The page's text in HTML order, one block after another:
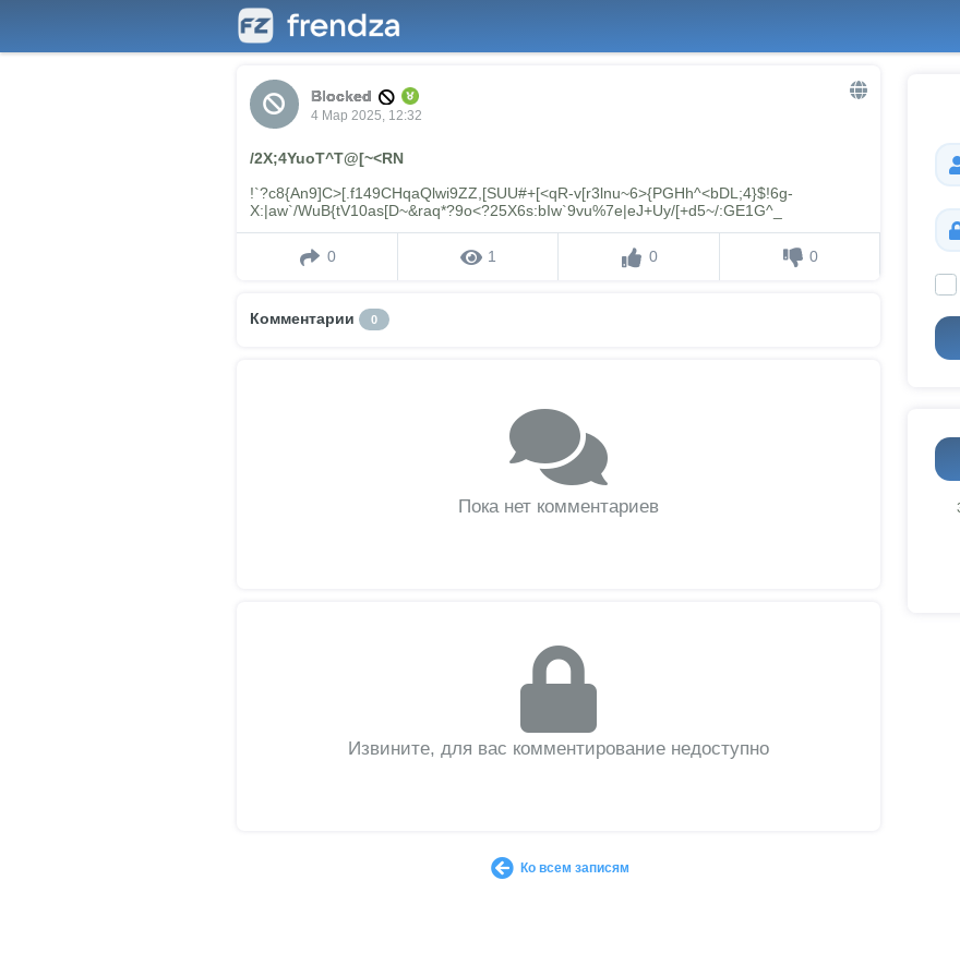
Blocked
4 Мар 2025, 12:32
/2X;4YuoT^T@[~<RN
!`?c8{An9]C>[.f149CHqaQlwi9ZZ,[SUU#+[<qR-v[r3lnu~6>{PGHh^<bDL;4}$!6g-
X:|aw`/WuB{tV10as[D~&raq*?9o<?25X6s:bIw`9vu%7e|eJ+Uy/[+d5~/:GE1G^_
0 1 0 0
Комментарии 0
Пока нет комментариев
Извините, для вас комментирование недоступно
Ко всем записям